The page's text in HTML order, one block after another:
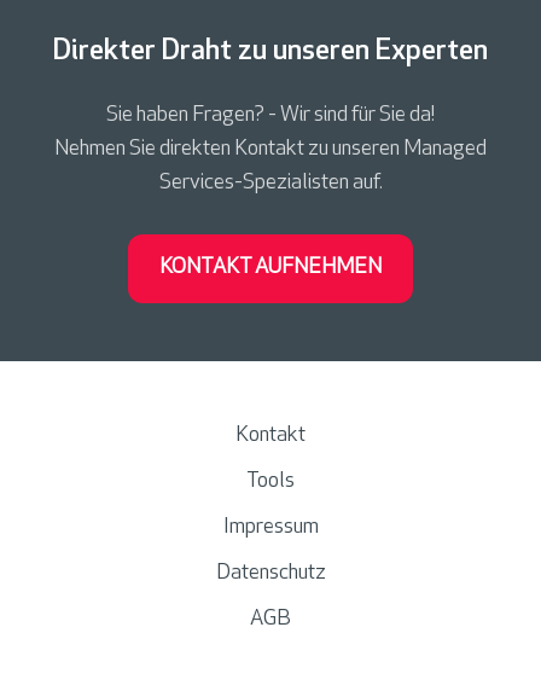
Direkter Draht zu unseren Experten
Sie haben Fragen? - Wir sind für Sie da!
Nehmen Sie direkten Kontakt zu unseren Managed
Services-Spezialisten auf.
KONTAKT AUFNEHMEN
Kontakt
Tools
Impressum
Datenschutz
AGB